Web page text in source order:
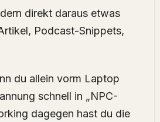
direkt daraus etwas
Podcast-Snippets,
du allein vorm Laptop
schnell in „NPC-
dagegen hast du die